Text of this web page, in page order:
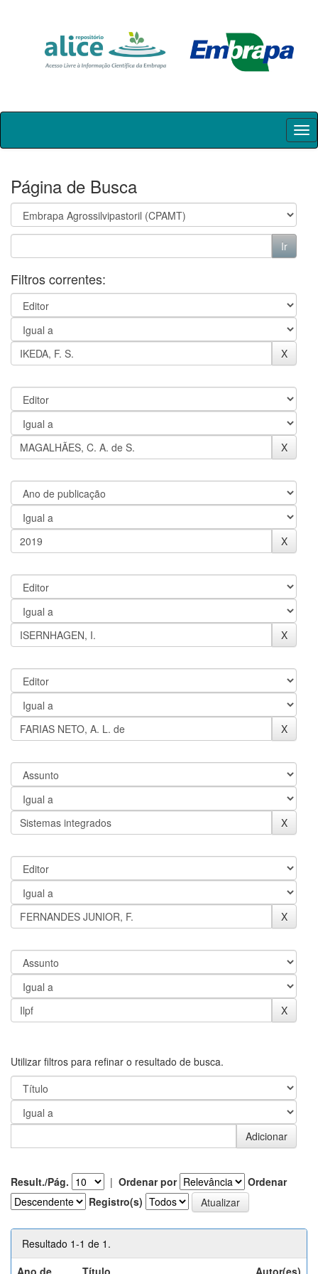
Skip
Página de Busca
Filtros correntes:
Utilizar filtros para refinar o resultado de busca.
Result./Pág. | Ordenar por
Ordenar
Registro(s)
Resultado 1-1 de 1.
Ano de
Título Autor(es)